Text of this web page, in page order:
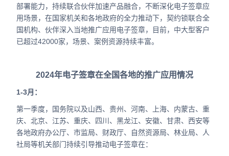
全国
合作
部署能力，持续联合伙伴加速产品融合，不断深化电子签章应
用场景，在国家机关和各地政府的全力推动下，契约锁联合全
国机构、伙伴深入当地推广应用电子签章，目前，中大型客户
已超过42000家，场景、案例资源持续丰富。
2024年电子签章在全国各地的推广应用情况
1-3月：
第一季度，国务院以及山西、贵州、河南、上海、内蒙古、重
庆、北京、江苏、重庆、四川、黑龙江、安徽、甘肃、西安等
各地政府办公厅、市监局、财政厅、自然资源局、林业局、人
社局等机关部门持续引导推动电子签章在：